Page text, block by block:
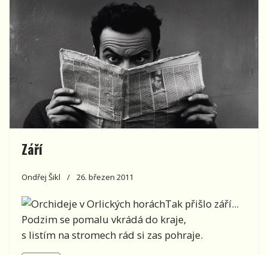
Září
Ondřej Šikl 26. březen 2011
Tak přišlo září...
Podzim se pomalu vkrádá do kraje,
s listím na stromech rád si zas pohraje.